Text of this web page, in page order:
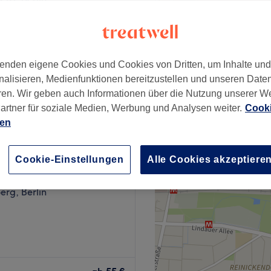
120 €
150 €
strahlendes
Berlin-Schöneberg genau
Lash
783 Bewertungen
Berlin
eigene Cookies und Cookies von Dritten, um Inhalte
Medienfunktionen bereitzustellen und unseren
Wir geben auch Informationen über die Nutzung unserer
für soziale Medien, Werbung und Analysen weiter.
Cookie-Einstellungen Alle Cookies akzeptieren